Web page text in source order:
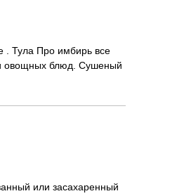
. Тула Про имбирь все
овощных блюд. Сушеный
или засахаренный